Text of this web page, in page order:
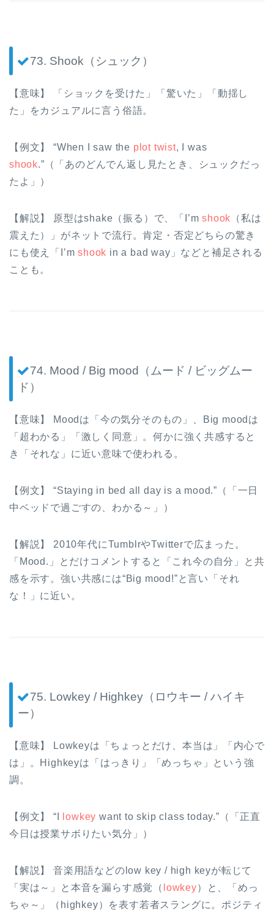
73. Shook（シュック）
【意味】 「ショックを受けた」「驚いた」「動揺し
た」をカジュアルに言う俗語。
【例文】 “When I saw the plot twist, I was
shook.”（「あのどんでん返し見たとき、シュックだっ
たよ」）
【解説】 原型はshake（振る）で、「I’mshook （私は
震えた）」がネットで流行。肯定・否定どちらの驚き
にも使え「I’mshook in a bad way」などと補足される
ことも。
74. Mood / Big mood（ムード / ビッグムー
ド）
【意味】 Moodは「今の気分そのもの」、Big moodは
「超わかる」「激しく同意」。何かに強く共感すると
き「それな」に近い意味で使われる。
【例文】 “Staying in bed all day is a mood.”（「一日
中ベッドで過ごすの、わかる～」）
【解説】 2010年代にTumblrやTwitterで広まった。
「Mood.」とだけコメントすると「これ今の自分」と共
感を示す。強い共感には“Big mood!”と言い「それ
な！」に近い。
75. Lowkey / Highkey（ロウキー / ハイキ
ー）
【意味】 Lowkeyは「ちょっとだけ、本当は」「内心で
は」。Highkeyは「はっきり」「めっちゃ」という強
調。
【例文】 “I lowkey want to skip class today.”（「正直
今日は授業サボりたい気分」）
【解説】 音楽用語などのlow key / high keyが転じて
「実は～」と本音を漏らす感覚（ lowkey）と、「めっ
ちゃ～」（highkey）を表す若者スラングに。ポジティ